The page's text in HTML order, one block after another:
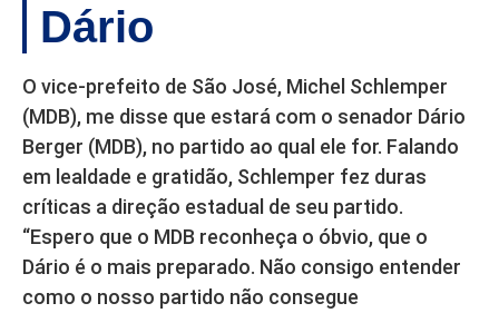
Dário
O vice-prefeito de São José, Michel Schlemper
(MDB), me disse que estará com o senador Dário
Berger (MDB), no partido ao qual ele for. Falando
em lealdade e gratidão, Schlemper fez duras
críticas a direção estadual de seu partido.
“Espero que o MDB reconheça o óbvio, que o
Dário é o mais preparado. Não consigo entender
como o nosso partido não consegue